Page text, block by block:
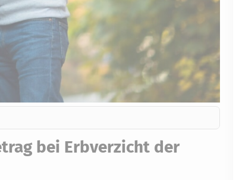
bei Erbverzicht der